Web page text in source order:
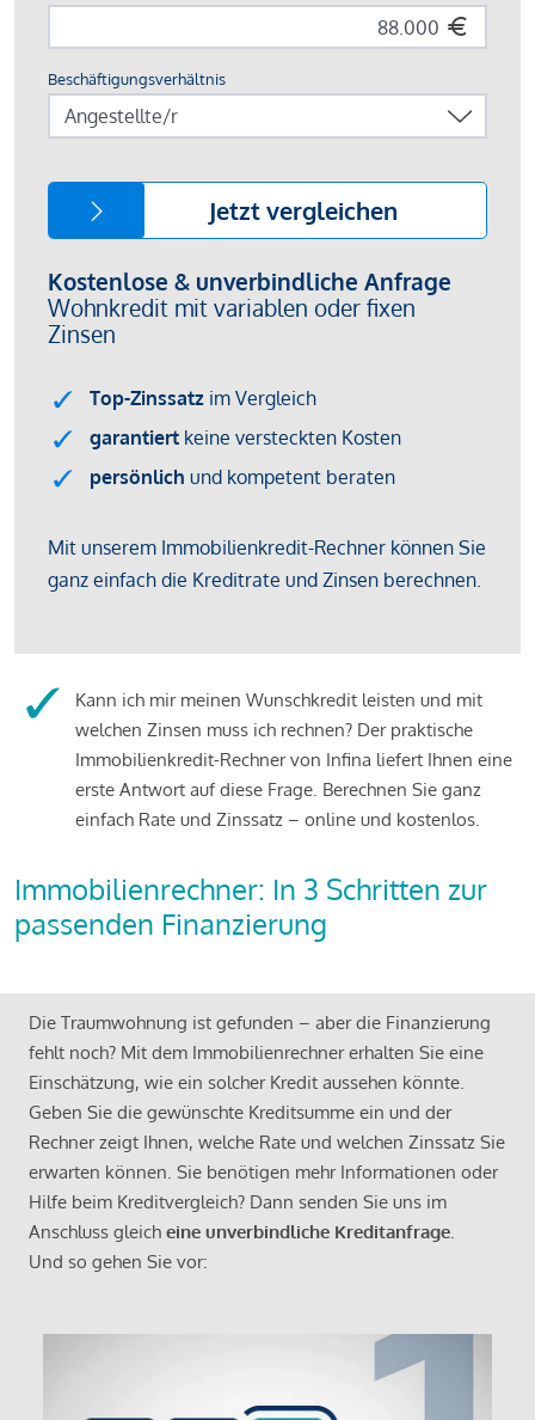
Kann ich mir meinen Wunschkredit leisten und mit
welchen Zinsen muss ich rechnen? Der praktische
Immobilienkredit-Rechner von Infina liefert Ihnen eine
erste Antwort auf diese Frage. Berechnen Sie ganz
einfach Rate und Zinssatz – online und kostenlos.
Immobilienrechner: In 3 Schritten zur
passenden Finanzierung
Die Traumwohnung ist gefunden – aber die Finanzierung
fehlt noch? Mit dem Immobilienrechner erhalten Sie eine
Einschätzung, wie ein solcher Kredit aussehen könnte.
Geben Sie die gewünschte Kreditsumme ein und der
Rechner zeigt Ihnen, welche Rate und welchen Zinssatz Sie
erwarten können. Sie benötigen mehr Informationen oder
Hilfe beim Kreditvergleich? Dann senden Sie uns im
Anschluss gleich eine unverbindliche Kreditanfrage.
Und so gehen Sie vor: